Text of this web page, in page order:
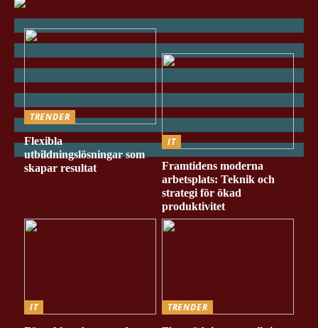
TRENDER
Flexibla
utbildningslösningar som
skapar resultat
IT
Framtidens moderna
arbetsplats: Teknik och
strategi för ökad
produktivitet
IT TRENDER